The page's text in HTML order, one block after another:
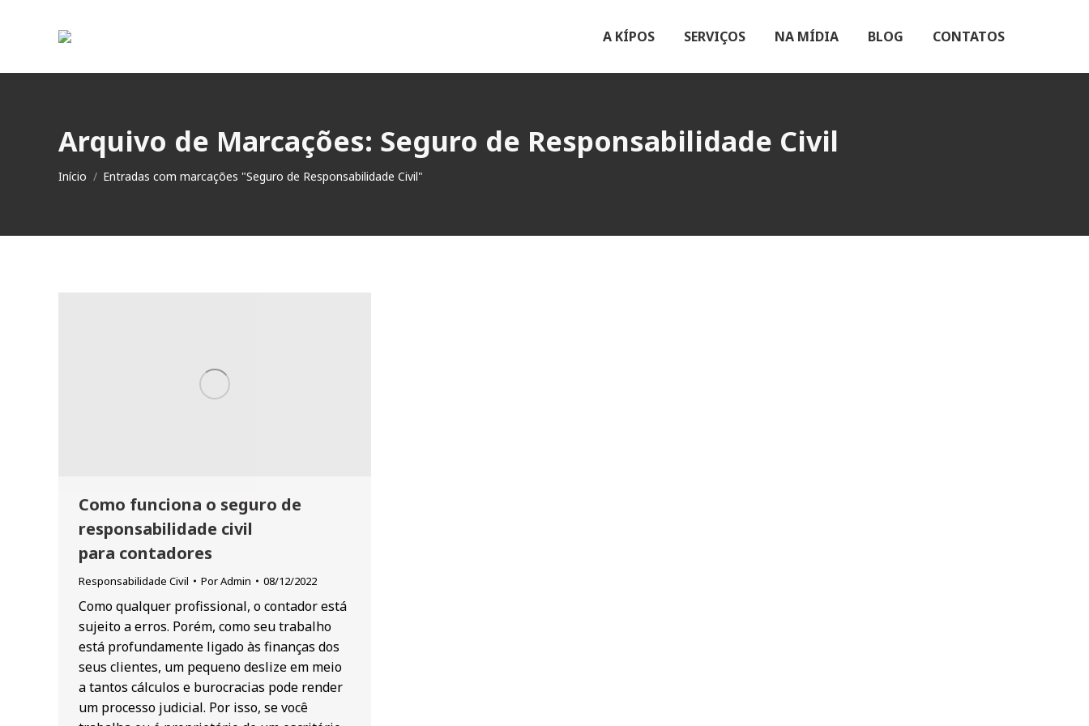
A KÍPOS SERVIÇOS NA MÍDIA BLOG CONTATOS
Arquivo de Marcações: Seguro de Responsabilidade Civil
Você está aqui:
Início Entradas com marcações "Seguro de Responsabilidade Civil"
Como funciona o seguro de
responsabilidade civil
para contadores
Responsabilidade Civil PorAdmin 08/12/2022
Como qualquer profissional, o contador está
sujeito a erros. Porém, como seu trabalho
está profundamente ligado às finanças dos
seus clientes, um pequeno deslize em meio
a tantos cálculos e burocracias pode render
um processo judicial. Por isso, se você